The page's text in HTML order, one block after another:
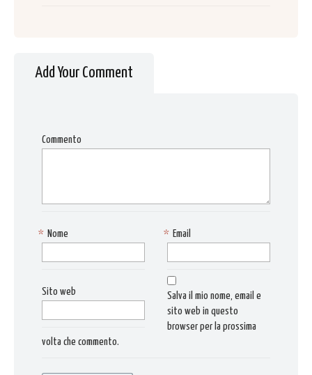
Add Your Comment
Commento
Nome
* Email
*
Sito web
Salva il mio nome, email e
sito web in questo
browser per la prossima
volta che commento.